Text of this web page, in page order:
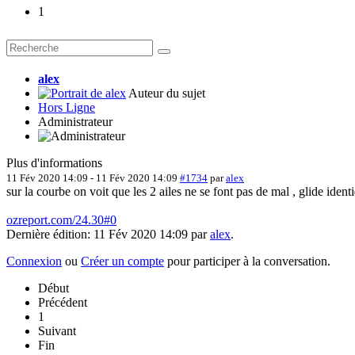
1
alex
Auteur du sujet
Hors Ligne
Administrateur
Plus d'informations
11 Fév 2020 14:09 - 11 Fév 2020 14:09 #1734 paralex
sur la courbe on voit que les 2 ailes ne se font pas de mal , glide
ozreport.com/24.30#0
Dernière édition: 11 Fév 2020 14:09 paralex.
Connexion ou Créer un compte pour participer à la conversation.
Début
Précédent
1
Suivant
Fin